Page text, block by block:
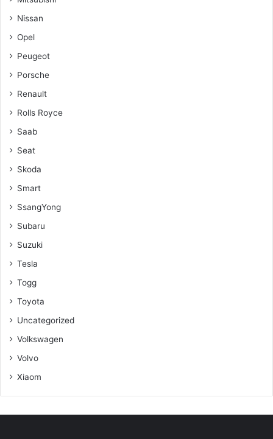
Nissan
Opel
Peugeot
Porsche
Renault
Rolls Royce
Saab
Seat
Skoda
Smart
SsangYong
Subaru
Suzuki
Tesla
Togg
Toyota
Uncategorized
Volkswagen
Volvo
Xiaom